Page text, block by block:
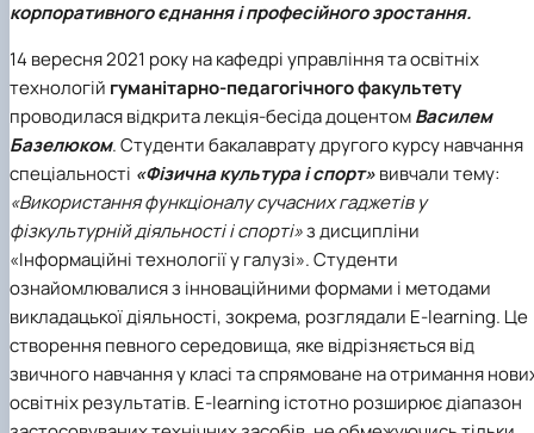
Іноземні мови
Їдальні та буфети
Центр вивчення мов
Психологічна підтримка
Рада молодих вчених
Стартап школа НУБіП України
Методичні рекомендації, пам'ятки
Патентно-ліцензійна діяльність
ЦКНО «Агропромисловий комплекс, лісове і
медицина»
Обладнання НУБіП України
Біоетична комісія
Досліднику та автору
Звіт про проведення НТЗ
Наукові журнали НУБіП України
Наукові журнали НУБіП України (English)
Пам'ятка про проведення науково-
заходів
Порядок планування та організації
проведення НТЗ
Результати науково-технічних заходів
Монографії
Наука для бізнесу
Каталог наукових послуг
«SEB-2024»
«SEB-2025»
Наглядова рада
Благодійний фонд «Голосіївська ініціатива
2020»
Історія університету
Звіт ректора
Пам'яті захисників України
Почесні доктори і професори НУБіП України
Пресслужба
Університетський кур'єр
Вибори ректора
Програма розвитку університету
ініціатива – 2025»
Доступ до публічної інформації
Офіційна символіка
Антикорупційні заходи
Уповноважена особа з питань запобігання
виявлення корупції
Положення про антикорупційного
уповноваженого НУБіП України
Національні нормативно-правові акти
Нормативно-правові акти НУБіП України
Інформаційні ресурси НАЗК
Методичні роз’яснення НАЗК
Антикорупційні заходи
Гендерна радниця
Контактна інформація
корпоративного єднання і професійного зростання.
14 вересня 2021 року на кафедрі управління та освітніх
технологій гуманітарно-педагогічного факультету
проводилася відкрита лекція-бесіда доцентомВасилем
Базелюком. Студенти бакалаврату другого курсу навчання
спеціальності «Фізична культура і спорт»вивчали тему:
«Використання функціоналу сучасних гаджетів у
фізкультурній діяльності і спорті»з дисципліни
«Інформаційні технології у галузі». Студенти
ознайомлювалися з інноваційними формами і методами
викладацької діяльності, зокрема, розглядали E-learning. Це
створення певного середовища, яке відрізняється від
звичного навчання у класі та спрямоване на отримання
освітніх результатів. E-learning істотно розширює діапазон